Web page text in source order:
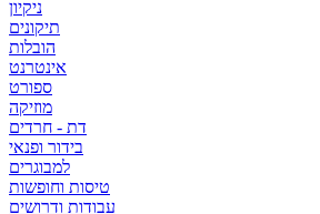
ניקיון
תיקונים
הובלות
אינטרנט
ספורט
מוזיקה
דת - חרדים
בידור ופנאי
למבוגרים
טיסות וחופשות
עבודות ודרושים